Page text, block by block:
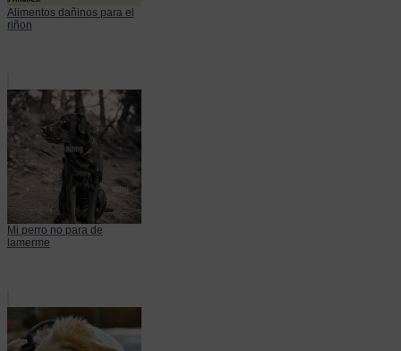
Alimentos dañinos para el
riñon
Mi perro no para de
lamerme